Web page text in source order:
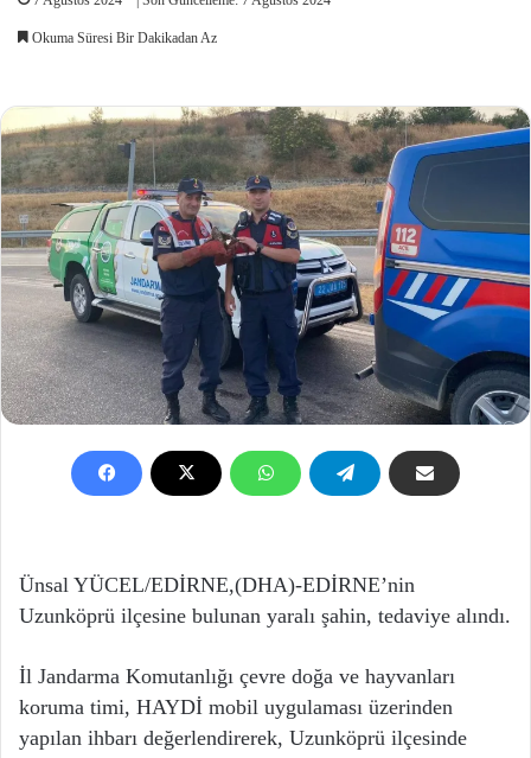
Okuma Süresi Bir Dakikadan Az
Ünsal YÜCEL/EDİRNE,(DHA)-EDİRNE’nin
Uzunköprü ilçesine bulunan yaralı şahin, tedaviye alındı.
İl Jandarma Komutanlığı çevre doğa ve hayvanları
koruma timi, HAYDİ mobil uygulaması üzerinden
yapılan ihbarı değerlendirerek, Uzunköprü ilçesinde